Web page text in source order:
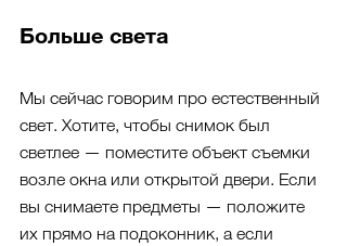
Больше света
Мы сейчас говорим про естественный
свет. Хотите, чтобы снимок был
светлее — поместите объект съемки
возле окна или открытой двери. Если
вы снимаете предметы — положите
их прямо на подоконник, а если